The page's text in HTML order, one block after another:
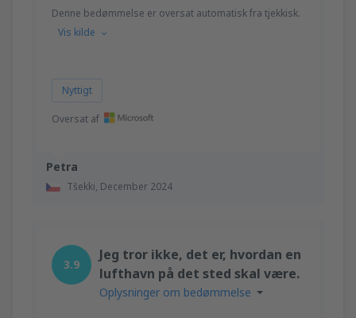
Petra
Tšekki, December 2024
Denne bedømmelse er oversat automatisk fra tjekkisk.
Vis kilde
Nyttigt
Oversat af
3.9
Jeg tror ikke, det er, hvordan en
lufthavn på det sted skal være.
Oplysninger om bedømmelse